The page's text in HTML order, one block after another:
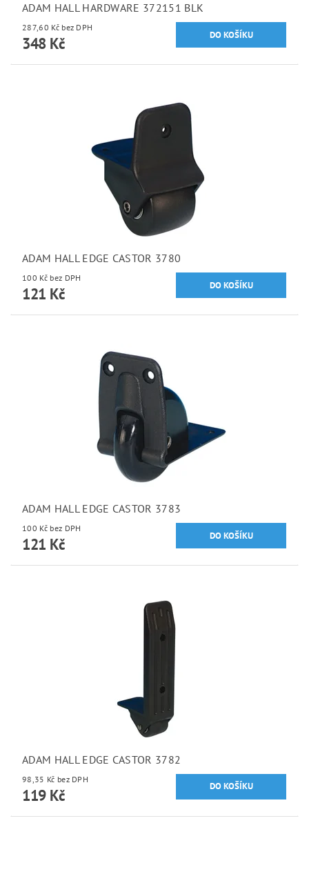
ADAM HALL HARDWARE 372151 BLK
287,60 Kč bez DPH
348 Kč
ADAM HALL EDGE CASTOR 3780
100 Kč bez DPH
121 Kč
ADAM HALL EDGE CASTOR 3783
100 Kč bez DPH
121 Kč
ADAM HALL EDGE CASTOR 3782
98,35 Kč bez DPH
119 Kč